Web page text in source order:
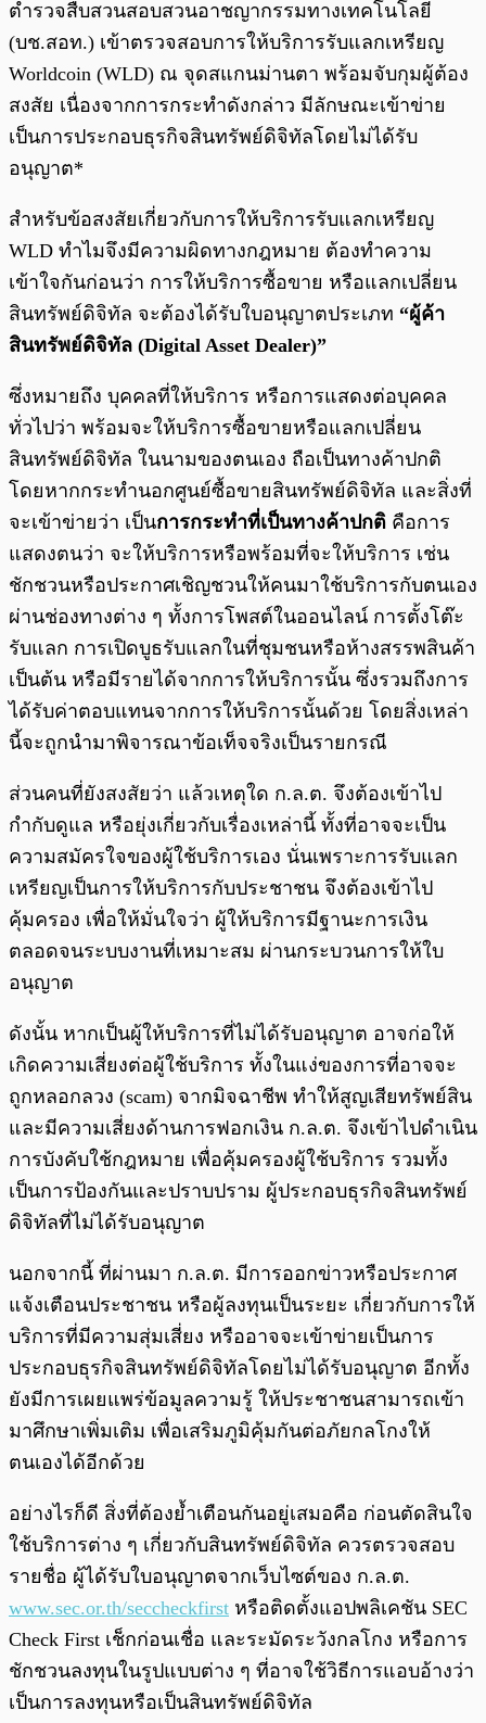
ตำรวจสืบสวนสอบสวนอาชญากรรมทางเทคโนโลยี
(บช.สอท.) เข้าตรวจสอบการให้บริการรับแลกเหรียญ
Worldcoin (WLD) ณ จุดสแกนม่านตา พร้อมจับกุมผู้ต้อง
สงสัย เนื่องจากการกระทำดังกล่าว มีลักษณะเข้าข่าย
เป็นการประกอบธุรกิจสินทรัพย์ดิจิทัลโดยไม่ได้รับ
อนุญาต*
สำหรับข้อสงสัยเกี่ยวกับการให้บริการรับแลกเหรียญ
WLD ทำไมจึงมีความผิดทางกฎหมาย ต้องทำความ
เข้าใจกันก่อนว่า การให้บริการซื้อขาย หรือแลกเปลี่ยน
สินทรัพย์ดิจิทัล จะต้องได้รับใบอนุญาตประเภท “ผู้ค้า
สินทรัพย์ดิจิทัล (Digital Asset Dealer)”
ซึ่งหมายถึง บุคคลที่ให้บริการ หรือการแสดงต่อบุคคล
ทั่วไปว่า พร้อมจะให้บริการซื้อขายหรือแลกเปลี่ยน
สินทรัพย์ดิจิทัล ในนามของตนเอง ถือเป็นทางค้าปกติ
โดยหากกระทำนอกศูนย์ซื้อขายสินทรัพย์ดิจิทัล และสิ่งที่
จะเข้าข่ายว่า เป็นการกระทำที่เป็นทางค้าปกติ คือการ
แสดงตนว่า จะให้บริการหรือพร้อมที่จะให้บริการ เช่น
ชักชวนหรือประกาศเชิญชวนให้คนมาใช้บริการกับตนเอง
ผ่านช่องทางต่าง ๆ ทั้งการโพสต์ในออนไลน์ การตั้งโต๊ะ
รับแลก การเปิดบูธรับแลกในที่ชุมชนหรือห้างสรรพสินค้า
เป็นต้น หรือมีรายได้จากการให้บริการนั้น ซึ่งรวมถึงการ
ได้รับค่าตอบแทนจากการให้บริการนั้นด้วย โดยสิ่งเหล่า
นี้จะถูกนำมาพิจารณาข้อเท็จจริงเป็นรายกรณี
ส่วนคนที่ยังสงสัยว่า แล้วเหตุใด ก.ล.ต. จึงต้องเข้าไป
กำกับดูแล หรือยุ่งเกี่ยวกับเรื่องเหล่านี้ ทั้งที่อาจจะเป็น
ความสมัครใจของผู้ใช้บริการเอง นั่นเพราะการรับแลก
เหรียญเป็นการให้บริการกับประชาชน จึงต้องเข้าไป
คุ้มครอง เพื่อให้มั่นใจว่า ผู้ให้บริการมีฐานะการเงิน
ตลอดจนระบบงานที่เหมาะสม ผ่านกระบวนการให้ใบ
อนุญาต
ดังนั้น หากเป็นผู้ให้บริการที่ไม่ได้รับอนุญาต อาจก่อให้
เกิดความเสี่ยงต่อผู้ใช้บริการ ทั้งในแง่ของการที่อาจจะ
ถูกหลอกลวง (scam) จากมิจฉาชีพ ทำให้สูญเสียทรัพย์สิน
และมีความเสี่ยงด้านการฟอกเงิน ก.ล.ต. จึงเข้าไปดำเนิน
การบังคับใช้กฎหมาย เพื่อคุ้มครองผู้ใช้บริการ รวมทั้ง
เป็นการป้องกันและปราบปราม ผู้ประกอบธุรกิจสินทรัพย์
ดิจิทัลที่ไม่ได้รับอนุญาต
นอกจากนี้ ที่ผ่านมา ก.ล.ต. มีการออกข่าวหรือประกาศ
แจ้งเตือนประชาชน หรือผู้ลงทุนเป็นระยะ เกี่ยวกับการให้
บริการที่มีความสุ่มเสี่ยง หรืออาจจะเข้าข่ายเป็นการ
ประกอบธุรกิจสินทรัพย์ดิจิทัลโดยไม่ได้รับอนุญาต อีกทั้ง
ยังมีการเผยแพร่ข้อมูลความรู้ ให้ประชาชนสามารถเข้า
มาศึกษาเพิ่มเติม เพื่อเสริมภูมิคุ้มกันต่อภัยกลโกงให้
ตนเองได้อีกด้วย
อย่างไรก็ดี สิ่งที่ต้องย้ำเตือนกันอยู่เสมอคือ ก่อนตัดสินใจ
ใช้บริการต่าง ๆ เกี่ยวกับสินทรัพย์ดิจิทัล ควรตรวจสอบ
รายชื่อ ผู้ได้รับใบอนุญาตจากเว็บไซต์ของ ก.ล.ต.
www.sec.or.th/seccheckfirst หรือติดตั้งแอปพลิเคชัน SEC
Check First เช็กก่อนเชื่อ และระมัดระวังกลโกง หรือการ
ชักชวนลงทุนในรูปแบบต่าง ๆ ที่อาจใช้วิธีการแอบอ้างว่า
เป็นการลงทุนหรือเป็นสินทรัพย์ดิจิทัล